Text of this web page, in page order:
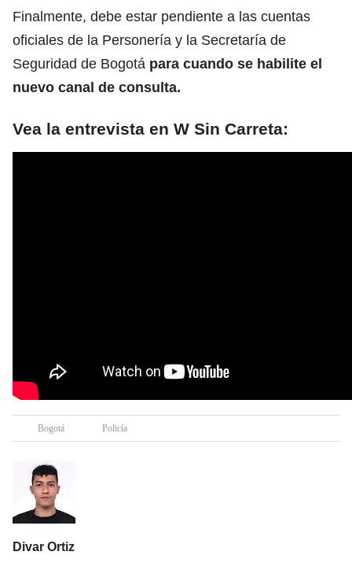
Finalmente, debe estar pendiente a las cuentas
oficiales de la Personería y la Secretaría de
Seguridad de Bogotá para cuando se habilite el
nuevo canal de consulta.
Vea la entrevista en W Sin Carreta:
Bogotá Policía
Divar Ortiz